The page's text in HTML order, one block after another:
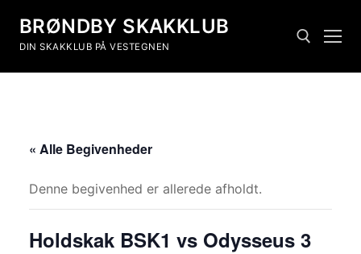
BRØNDBY SKAKKLUB
DIN SKAKKLUB PÅ VESTEGNEN
« Alle Begivenheder
Denne begivenhed er allerede afholdt.
Holdskak BSK1 vs Odysseus 3